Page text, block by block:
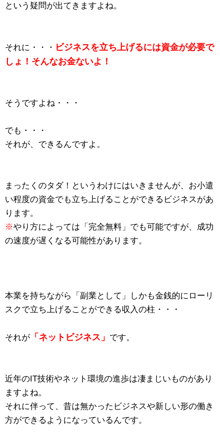
という疑問が出てきますよね。
それに・・・ ビジネスを立ち上げるには資金が必要で
しょ！そんなお金ないよ！
そうですよね・・・
でも・・・
それが、できるんですよ。
まったくのタダ！というわけにはいきませんが、お小遣
い程度の資金でも立ち上げることができるビジネスがあ
ります。
※やり方によっては「完全無料」でも可能ですが、成功
の速度が遅くなる可能性があります。
本業を持ちながら「副業として」しかも金銭的にローリ
スクで立ち上げることができる収入の柱・・・
それが 「ネットビジネス」 です。
近年のIT技術やネット環境の進歩は凄まじいものがあり
ますよね。
それに伴って、昔は無かったビジネスや新しい形の働き
方ができるようになっているんです。